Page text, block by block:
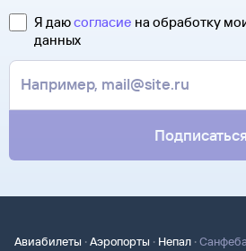
Я даюсогласие на обработку
данных
Подписаться
Авиабилеты ·Аэропорты · Непал ·